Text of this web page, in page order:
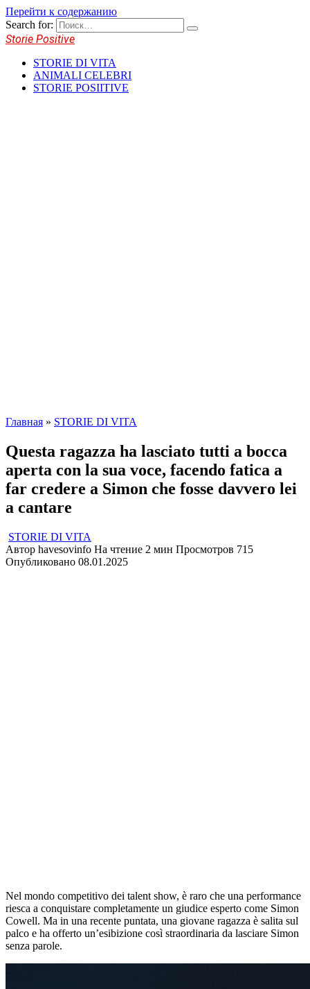
Перейти к содержанию
Search for:
Storie Positive
STORIE DI VITA
ANIMALI CELEBRI
STORIE POSIITIVE
Главная » STORIE DI VITA
Questa ragazza ha lasciato tutti a bocca
aperta con la sua voce, facendo fatica a
far credere a Simon che fosse davvero lei
a cantare
STORIE DI VITA
Автор havesovinfo На чтение 2 мин Просмотров 715
Опубликовано 08.01.2025
Nel mondo competitivo dei talent show, è raro che una performance
riesca a conquistare completamente un giudice esperto come Simon
Cowell. Ma in una recente puntata, una giovane ragazza è salita sul
palco e ha offerto un’esibizione così straordinaria da lasciare Simon
senza parole.